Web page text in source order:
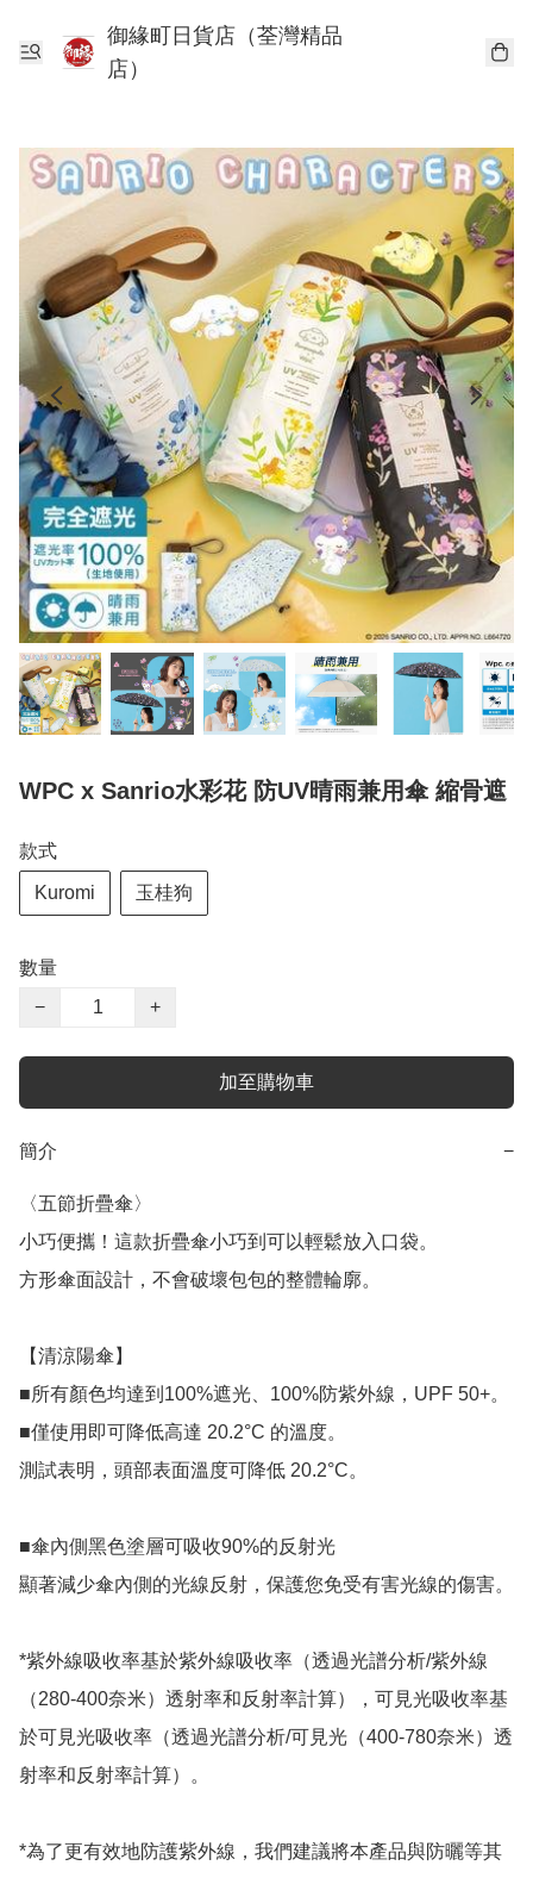
御緣町日貨店（荃灣精品
店）
WPC x Sanrio水彩花 防UV晴雨兼用傘 縮骨遮
款式
Kuromi 玉桂狗
數量
−
+
加至購物車
簡介 −
〈五節折疊傘〉
小巧便攜！這款折疊傘小巧到可以輕鬆放入口袋。
方形傘面設計，不會破壞包包的整體輪廓。
【清涼陽傘】
■所有顏色均達到100%遮光、100%防紫外線，UPF 50+。
■僅使用即可降低高達 20.2°C 的溫度。
測試表明，頭部表面溫度可降低 20.2°C。
■傘內側黑色塗層可吸收90%的反射光
顯著減少傘內側的光線反射，保護您免受有害光線的傷害。
*紫外線吸收率基於紫外線吸收率（透過光譜分析/紫外線
（280-400奈米）透射率和反射率計算），可見光吸收率基
於可見光吸收率（透過光譜分析/可見光（400-780奈米）透
射率和反射率計算）。
*為了更有效地防護紫外線，我們建議將本產品與防曬等其